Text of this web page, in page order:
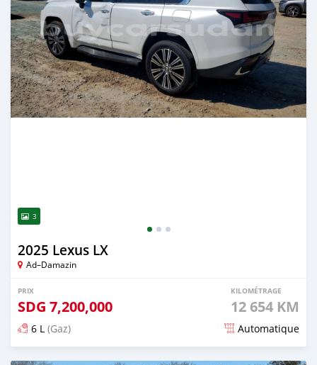
3
2025 Lexus LX
Ad–Damazin
PRIX
SDG 7,200,000
KILOMÉTRAGE
12 654 KM
6 L (Gaz) Automatique
Publié il y a 3 mois